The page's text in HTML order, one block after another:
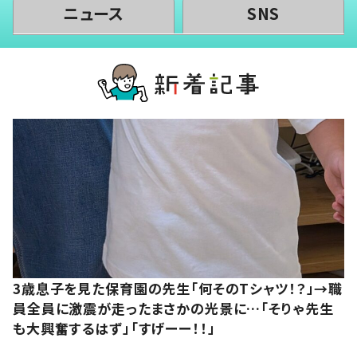
ニュース SNS
3歳息子を見た保育園の先生「何そのTシャツ！？」→職
員全員に激震が走ったまさかの光景に…「そりゃ先生
も大興奮するはず」「すげーー！！」